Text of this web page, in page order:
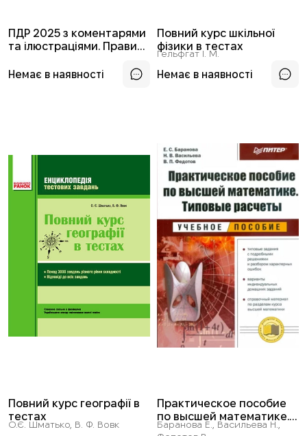
ПДР 2025 з коментарями
та ілюстраціями. Правила
коментарями та
Немає в наявності
Повний курс шкільної
фізики в тестах
Гельфгат І. М.
Немає в наявності
Повний курс географії в
тестах
О.Є. Шматько, В. Ф. Вовк
Практическое пособие
по высшей математике.
Типовые расчеты:
Баранова Е., Васильева Н.,